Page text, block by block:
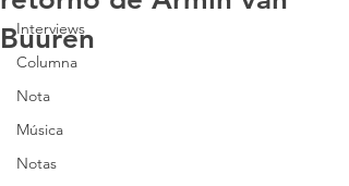
Interviews
Columna
Nota
Música
Notas
Buuren